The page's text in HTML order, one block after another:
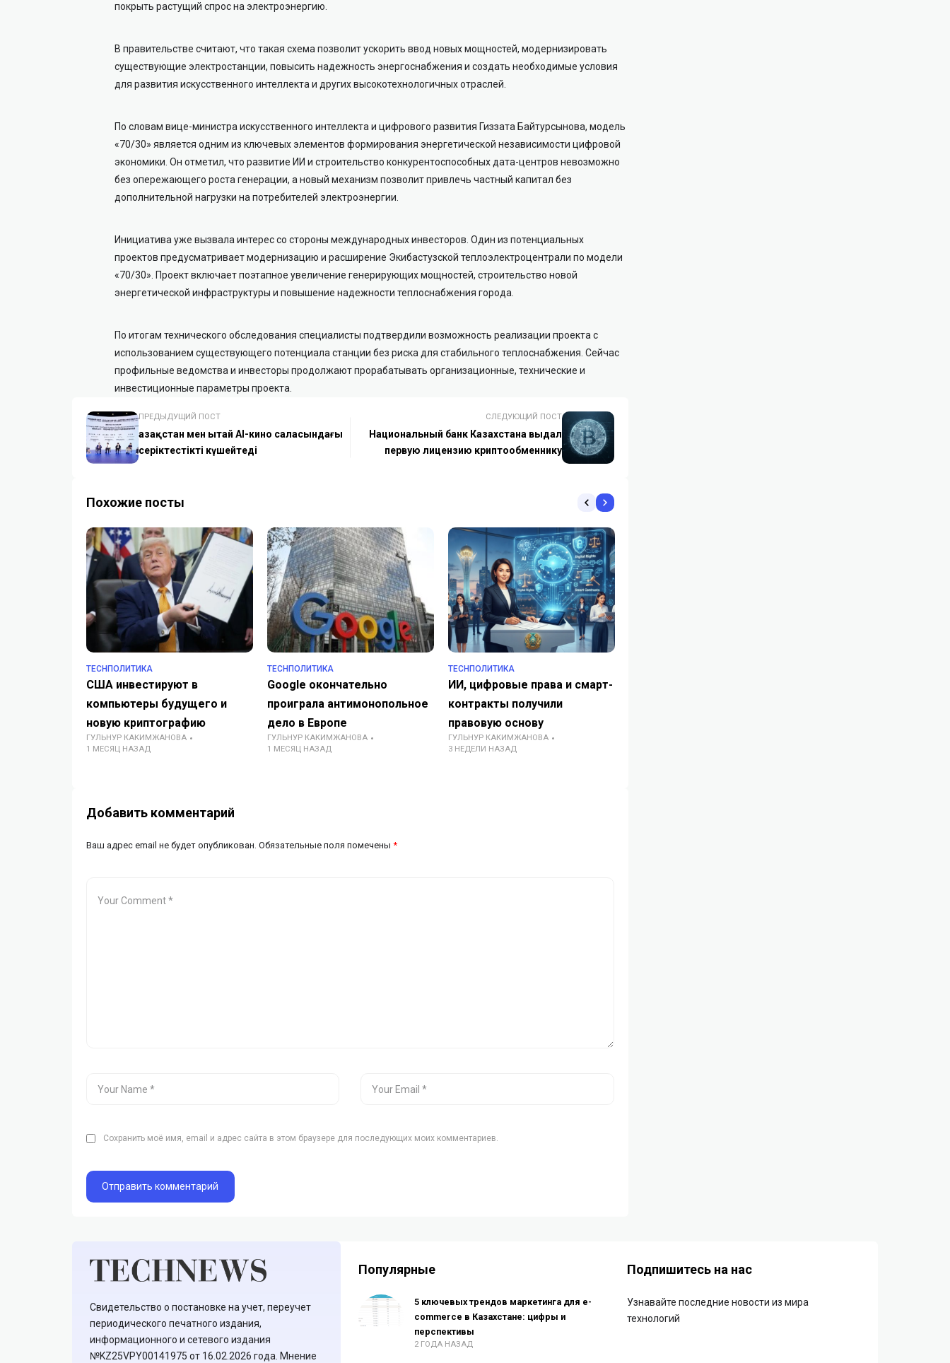
покрыть растущий спрос на электроэнергию.
В правительстве считают, что такая схема позволит ускорить ввод новых мощностей, модернизировать
существующие электростанции, повысить надежность энергоснабжения и создать необходимые условия
для развития искусственного интеллекта и других высокотехнологичных отраслей.
По словам вице-министра искусственного интеллекта и цифрового развития Гиззата Байтурсынова, модель
«70/30» является одним из ключевых элементов формирования энергетической независимости цифровой
экономики. Он отметил, что развитие ИИ и строительство конкурентоспособных дата-центров невозможно
без опережающего роста генерации, а новый механизм позволит привлечь частный капитал без
дополнительной нагрузки на потребителей электроэнергии.
Инициатива уже вызвала интерес со стороны международных инвесторов. Один из потенциальных
проектов предусматривает модернизацию и расширение Экибастузской теплоэлектроцентрали по модели
«70/30». Проект включает поэтапное увеличение генерирующих мощностей, строительство новой
энергетической инфраструктуры и повышение надежности теплоснабжения города.
По итогам технического обследования специалисты подтвердили возможность реализации проекта с
использованием существующего потенциала станции без риска для стабильного теплоснабжения. Сейчас
профильные ведомства и инвесторы продолжают прорабатывать организационные, технические и
инвестиционные параметры проекта.
ПРЕДЫДУЩИЙ ПОСТ
Қазақстан мен Қытай AI-кино саласындағы
серіктестікті күшейтеді
СЛЕДУЮЩИЙ ПОСТ
Национальный банк Казахстана выдал
первую лицензию криптообменнику
Похожие посты
TECHПОЛИТИКА
США инвестируют в
компьютеры будущего и
новую криптографию
ГУЛЬНУР КАКИМЖАНОВА
1 МЕСЯЦ НАЗАД
TECHПОЛИТИКА
Google окончательно
проиграла антимонопольное
дело в Европе
ГУЛЬНУР КАКИМЖАНОВА
1 МЕСЯЦ НАЗАД
TECHПОЛИТИКА
ИИ, цифровые права и смарт-
контракты получили
правовую основу
ГУЛЬНУР КАКИМЖАНОВА
3 НЕДЕЛИ НАЗАД
Добавить комментарий
Ваш адрес email не будет опубликован. Обязательные поля помечены *
Сохранить моё имя, email и адрес сайта в этом браузере для последующих моих комментариев.
Свидетельство о постановке на учет, переучет
периодического печатного издания,
информационного и сетевого издания
№KZ25VPY00141975 от 16.02.2026 года. Мнение
Популярные
5 ключевых трендов маркетинга для e-
commerce в Казахстане: цифры и
перспективы
2 ГОДА НАЗАД
Подпишитесь на нас
Узнавайте последние новости из мира
технологий